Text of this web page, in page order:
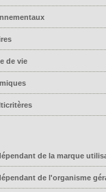
de vie
de la marque
de l'organisme